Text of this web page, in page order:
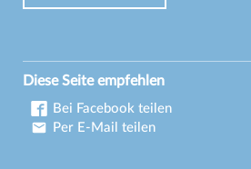
Diese Seite empfehlen
Bei Facebook teilen
Per E-Mail teilen